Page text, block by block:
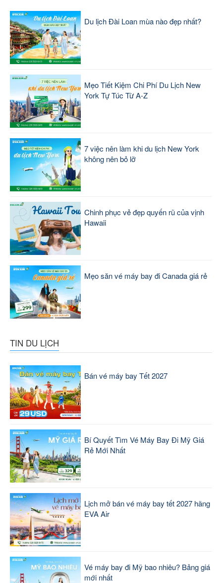
Du lịch Đài Loan mùa nào đẹp nhất?
Mẹo Tiết Kiệm Chi Phí Du Lịch New
York Tự Túc Từ A-Z
7 việc nên làm khi du lịch New York
không nên bỏ lỡ
Chinh phục vẻ đẹp quyến rũ của vịnh
Hawaii
Mẹo săn vé máy bay đi Canada giá rẻ
TIN DU LỊCH
Bán vé máy bay Tết 2027
Bí Quyết Tìm Vé Máy Bay Đi Mỹ Giá
Rẻ Mới Nhất
Lịch mở bán vé máy bay tết 2027 hãng
EVA Air
Vé máy bay đi Mỹ bao nhiêu? Bảng giá
mới nhất